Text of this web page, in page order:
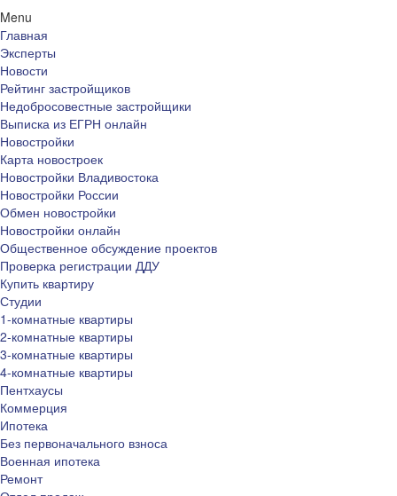
Menu
Главная
Эксперты
Новости
Рейтинг застройщиков
Недобросовестные застройщики
Выписка из ЕГРН онлайн
Новостройки
Карта новостроек
Новостройки Владивостока
Новостройки России
Обмен новостройки
Новостройки онлайн
Общественное обсуждение проектов
Проверка регистрации ДДУ
Купить квартиру
Студии
1-комнатные квартиры
2-комнатные квартиры
3-комнатные квартиры
4-комнатные квартиры
Пентхаусы
Коммерция
Ипотека
Без первоначального взноса
Военная ипотека
Ремонт